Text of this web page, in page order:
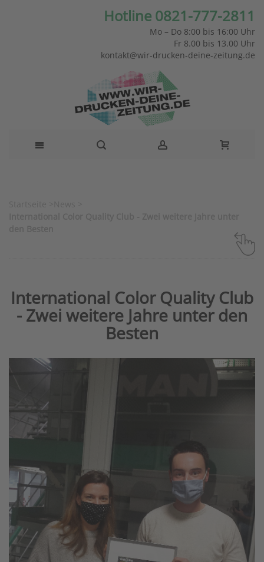
Hotline 0821-777-2811
Mo – Do 8:00 bis 16:00 Uhr
Fr 8.00 bis 13.00 Uhr
kontakt@wir-drucken-deine-zeitung.de
International Color Quality Club
- Zwei weitere Jahre unter den
Besten